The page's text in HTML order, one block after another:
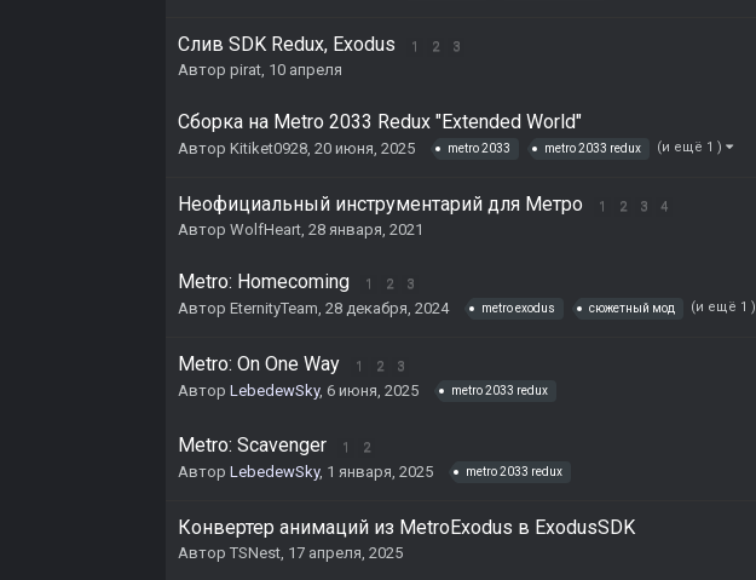
Слив SDK Redux, Exodus 1 2 3
Автор pirat, 10 апреля
Сборка на Metro 2033 Redux "Extended World"
Автор Kitiket0928, 20 июня, 2025 metro 2033 metro 2033 redux (и ещё 1 )
Неофициальный инструментарий для Метро 1 2 3 4
Автор WolfHeart, 28 января, 2021
Metro: Homecoming 1 2 3
Автор EternityTeam, 28 декабря, 2024 metro exodus сюжетный мод (и ещё 1 )
Metro: On One Way 1 2 3
Автор LebedewSky, 6 июня, 2025 metro 2033 redux
Metro: Scavenger 1 2
Автор LebedewSky, 1 января, 2025 metro 2033 redux
Конвертер анимаций из MetroExodus в ExodusSDK
Автор TSNest, 17 апреля, 2025